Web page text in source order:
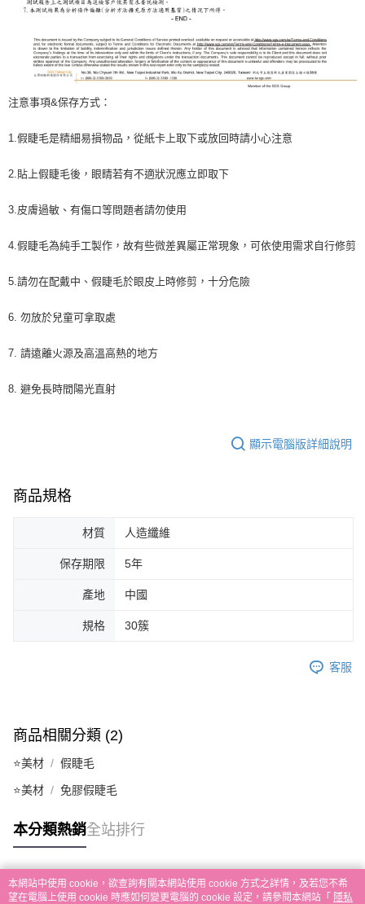
注意事項&保存方式：
1.假睫毛是精細易損物品，從紙卡上取下或放回時請小心注意
2.貼上假睫毛後，眼睛若有不適狀況應立即取下
3.皮膚過敏、有傷口等問題者請勿使用
4.假睫毛為純手工製作，故有些微差異屬正常現象，可依使用需求自行修剪
5.請勿在配戴中、假睫毛於眼皮上時修剪，十分危險
6. 勿放於兒童可拿取處
7. 請遠離火源及高溫高熱的地方
8. 避免長時間陽光直射
顯示電腦版詳細說明
商品規格
材質 人造纖維
保存期限 5年
產地 中國
規格 30簇
客服
商品相關分類 (2)
⭐美材 假睫毛
⭐美材 免膠假睫毛
本分類熱銷全站排行
熱門標籤
本網站中使用 cookie，欲查詢有關本網站使用 cookie 方式之詳情，及若您不希
望在電腦上使用 cookie 時應如何變更電腦的 cookie 設定，請參閱本網站「 隱私